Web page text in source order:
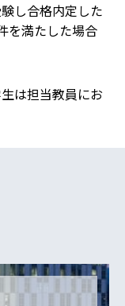
し合格内定した
を満たした場合
は担当教員にお